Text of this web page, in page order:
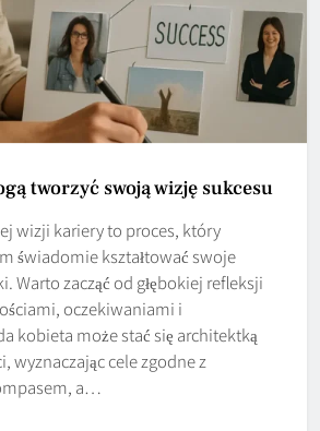
tworzyć swoją wizję sukcesu
wizji kariery to proces, który
świadomie kształtować swoje
Warto zacząć od głębokiej refleksji
oczekiwaniami i
kobieta może stać się architektką
wyznaczając cele zgodne z
a…